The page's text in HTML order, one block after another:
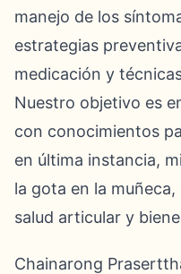
manejo de los
estrategias
medicación y
Nuestro objetivo es
con conocimientos
en última instancia,
la gota en la
salud articular y
Chainarong